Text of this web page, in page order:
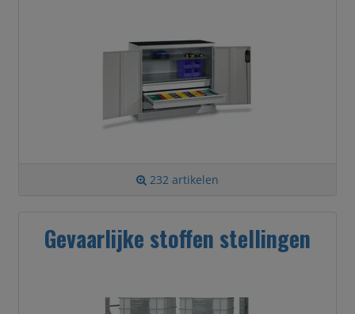
232 artikelen
Gevaarlijke stoffen stellingen